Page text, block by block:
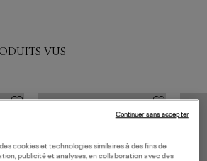
VUS
cookies et technologies similaires à des fins de
publicité et analyses, en collaboration avec des
Continuer sans accepter